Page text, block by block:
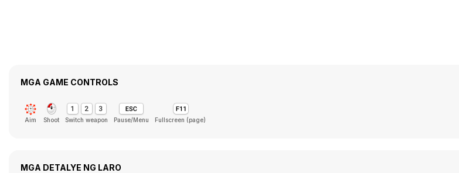
MGA GAME CONTROLS
Aim Shoot Switch weapon Pause/Menu Fullscreen (page)
MGA DETALYE NG LARO